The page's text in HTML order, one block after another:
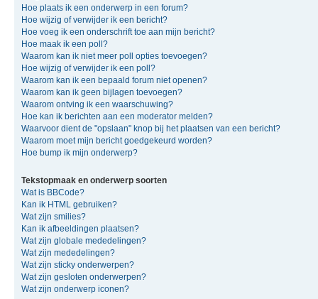
Hoe plaats ik een onderwerp in een forum?
Hoe wijzig of verwijder ik een bericht?
Hoe voeg ik een onderschrift toe aan mijn bericht?
Hoe maak ik een poll?
Waarom kan ik niet meer poll opties toevoegen?
Hoe wijzig of verwijder ik een poll?
Waarom kan ik een bepaald forum niet openen?
Waarom kan ik geen bijlagen toevoegen?
Waarom ontving ik een waarschuwing?
Hoe kan ik berichten aan een moderator melden?
Waarvoor dient de "opslaan" knop bij het plaatsen van een bericht?
Waarom moet mijn bericht goedgekeurd worden?
Hoe bump ik mijn onderwerp?
Tekstopmaak en onderwerp soorten
Wat is BBCode?
Kan ik HTML gebruiken?
Wat zijn smilies?
Kan ik afbeeldingen plaatsen?
Wat zijn globale mededelingen?
Wat zijn mededelingen?
Wat zijn sticky onderwerpen?
Wat zijn gesloten onderwerpen?
Wat zijn onderwerp iconen?